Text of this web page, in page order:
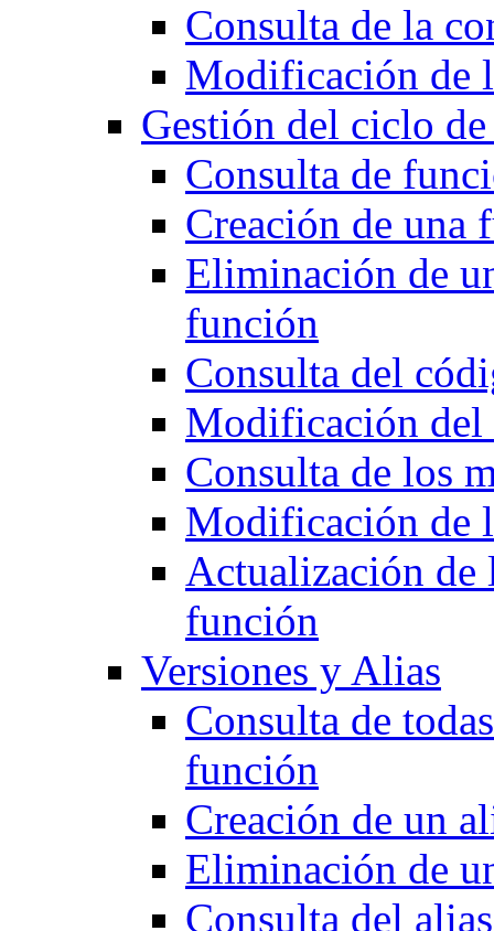
Consulta de la
Modificación de
Gestión del ciclo
Consulta de
Creación de una
Eliminación de
función
Consulta del
Modificación del
Consulta de los
Modificación de
Actualización de
función
Versiones y Alias
Consulta de
función
Creación de un
Eliminación de
Consulta del